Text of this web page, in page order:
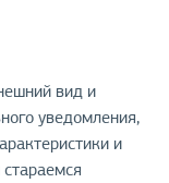
вид и
уведомления,
и